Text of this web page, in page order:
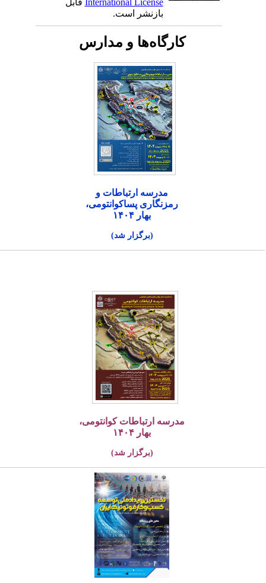
International Licenseقابل
بازنشر است.
کارگاه‌ها و مدارس
مدرسه ارتباطات و
رمزنگاری پساکوانتومی،
بهار ۱۴۰۴
(برگزار شد)
مدرسه ارتباطات کوانتومی،
بهار ۱۴۰۴
(برگزار شد)